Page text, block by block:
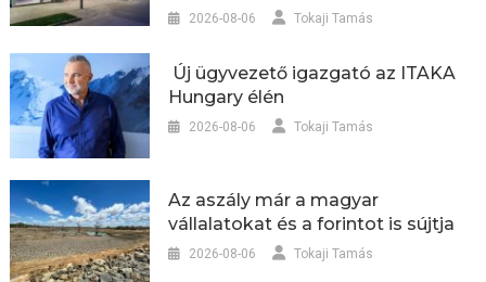
2026-08-06 Tokaji Tamás
Új ügyvezető igazgató az ITAKA
Hungary élén
2026-08-06 Tokaji Tamás
Az aszály már a magyar
vállalatokat és a forintot is sújtja
2026-08-06 Tokaji Tamás